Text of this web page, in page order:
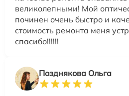
великолепными! Мой
починен очень быстро и
стоимость ремонта меня
спасибо!!!!!!
Позднякова Ольга